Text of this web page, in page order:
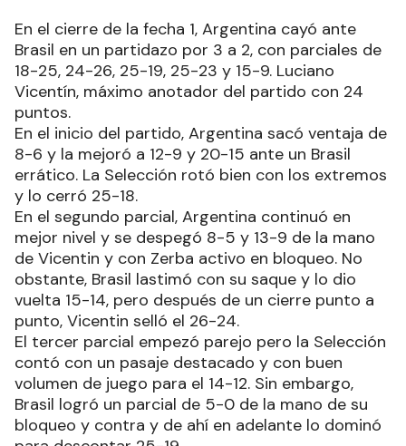
En el cierre de la fecha 1, Argentina cayó ante
Brasil en un partidazo por 3 a 2, con parciales de
18-25, 24-26, 25-19, 25-23 y 15-9. Luciano
Vicentín, máximo anotador del partido con 24
puntos.
En el inicio del partido, Argentina sacó ventaja de
8-6 y la mejoró a 12-9 y 20-15 ante un Brasil
errático. La Selección rotó bien con los extremos
y lo cerró 25-18.
En el segundo parcial, Argentina continuó en
mejor nivel y se despegó 8-5 y 13-9 de la mano
de Vicentin y con Zerba activo en bloqueo. No
obstante, Brasil lastimó con su saque y lo dio
vuelta 15-14, pero después de un cierre punto a
punto, Vicentin selló el 26-24.
El tercer parcial empezó parejo pero la Selección
contó con un pasaje destacado y con buen
volumen de juego para el 14-12. Sin embargo,
Brasil logró un parcial de 5-0 de la mano de su
bloqueo y contra y de ahí en adelante lo dominó